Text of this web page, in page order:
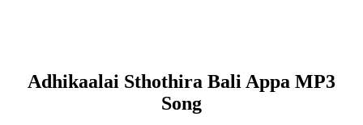
Adhikaalai Sthothira Bali Appa MP3
Song